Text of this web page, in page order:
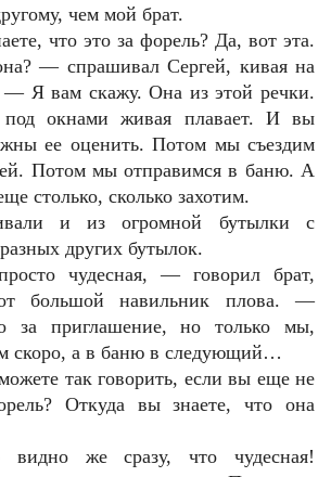
чем мой брат.
что это за форель? Да, вот эта.
— спрашивал Сергей, кивая на
Я вам скажу. Она из этой речки.
окнами живая плавает. И вы
ее оценить. Потом мы съездим
Потом мы отправимся в баню. А
столько, сколько захотим.
и из огромной бутылки с
других бутылок.
чудесная, — говорил брат,
большой навильник плова. —
за приглашение, но только мы,
скоро, а в баню в следующий…
так говорить, если вы еще не
Откуда вы знаете, что она
же сразу, что чудесная!